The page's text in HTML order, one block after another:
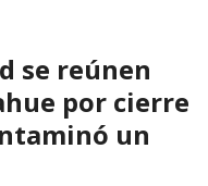
se reúnen
por cierre
un